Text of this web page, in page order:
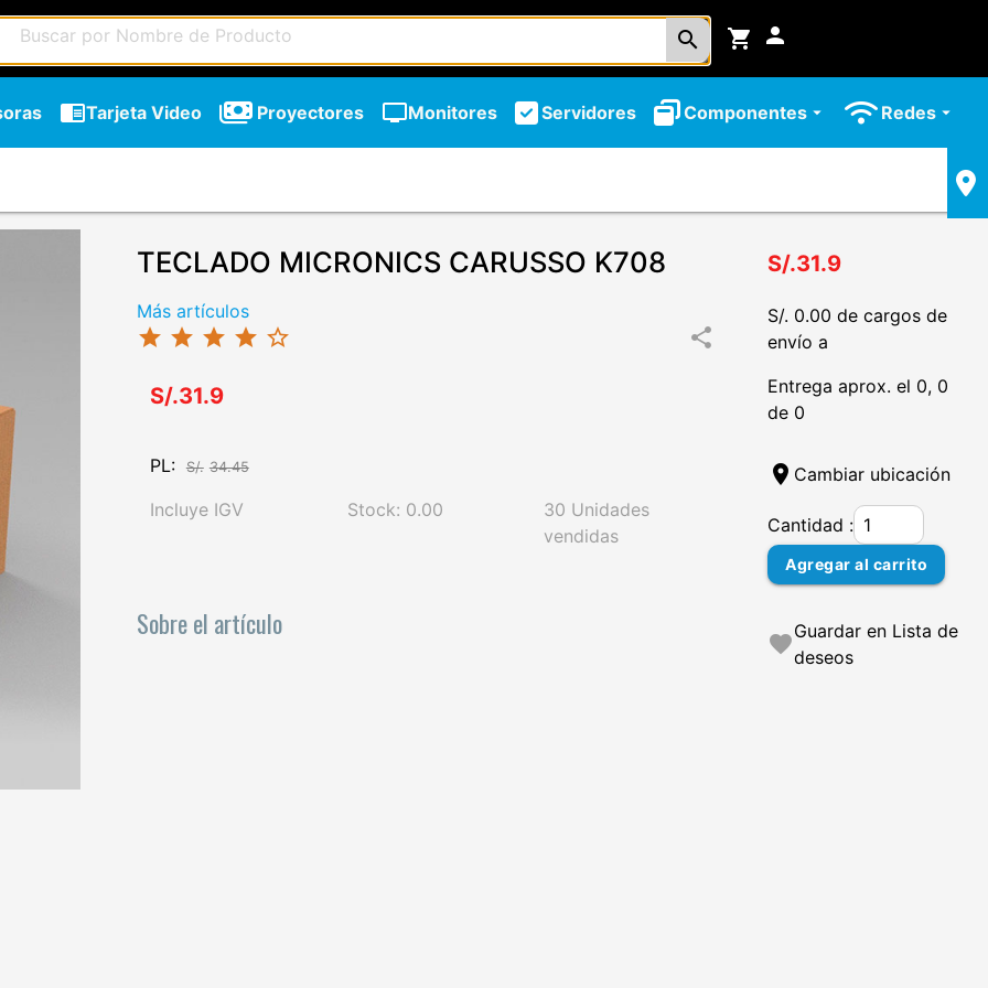
search shopping_cart person
chrome_reader_modeTarjeta Video Proyectores tvMonitores Servidores Componentesarrow_drop_down Redes arrow_drop_down
TECLADO MICRONICS CARUSSO K708
Más artículos
star star star star star_border share
S/.31.9
PL: S/. 34.45
Incluye IGV Stock: 0.00
30 Unidades
vendidas
Sobre el artículo
S/.31.9
S/. 0.00 de cargos de
envío a
Entrega aprox. el 0, 0
de 0
location_on Cambiar ubicación
Cantidad :
Agregar al carrito
favoriteGuardar en Lista de
deseos